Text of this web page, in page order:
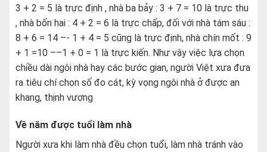
3 + 2 = 5 là trực định , nhà ba bảy : 3 + 7 = 10 là trực thu
, nhà bốn hai : 4 + 2 = 6 là trực chấp, đối với nhà tám sáu :
8 + 6 = 14 –- 1 + 4 = 5 cũng là trực định, nhà chín mốt : 9
+ 1 =10 ––1 + 0 = 1 là trực kiến. Như vậy việc lựa chọn
chiều dài ngôi nhà hay các bước gian, người Việt xưa đưa
ra tiêu chí chọn số đo cát, kỳ vọng ngôi nhà ở được an
khang, thịnh vượng
Về năm được tuổi làm nhà
Người xưa khi làm nhà đều chọn tuổi, làm nhà tránh vào